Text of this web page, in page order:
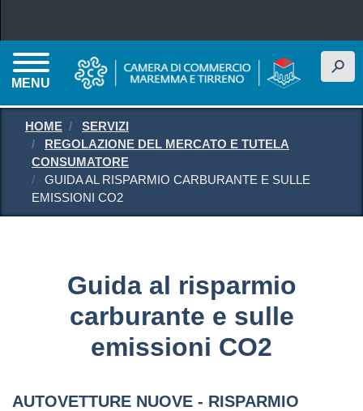
MENU
h
HOME
SERVIZI
REGOLAZIONE DEL MERCATO E TUTELA
CONSUMATORE
GUIDA AL RISPARMIO CARBURANTE E SULLE
EMISSIONI CO2
Guida al risparmio
carburante e sulle
emissioni CO2
AUTOVETTURE NUOVE - RISPARMIO